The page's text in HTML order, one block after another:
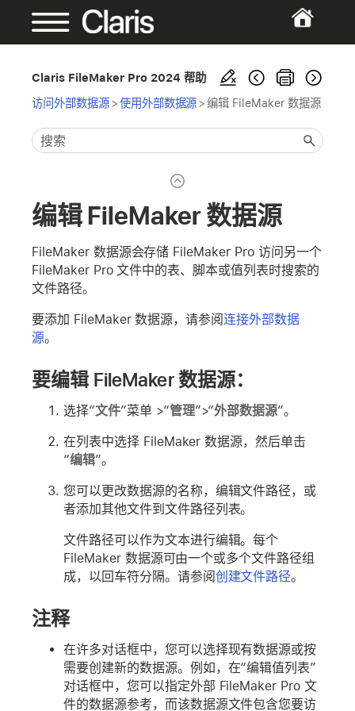
Claris FileMaker Pro 2024 帮助
访问外部数据源>使用外部数据源> 编辑 FileMaker 数据源
编辑 FileMaker 数据源
FileMaker 数据源会存储 FileMaker Pro 访问另一个
FileMaker Pro 文件中的表、脚本或值列表时搜索的
文件路径。
要添加 FileMaker 数据源，请参阅连接外部数据
源。
要编辑 FileMaker 数据源：
选择“文件”菜单 >“管理”>“外部数据源”。
在列表中选择 FileMaker 数据源，然后单击
“编辑”。
您可以更改数据源的名称，编辑文件路径，或
者添加其他文件到文件路径列表。
文件路径可以作为文本进行编辑。每个
FileMaker 数据源可由一个或多个文件路径组
成，以回车符分隔。请参阅创建文件路径。
注释
在许多对话框中，您可以选择现有数据源或按
需要创建新的数据源。例如，在“编辑值列表”
对话框中，您可以指定外部 FileMaker Pro 文
件的数据源参考，而该数据源文件包含您要访